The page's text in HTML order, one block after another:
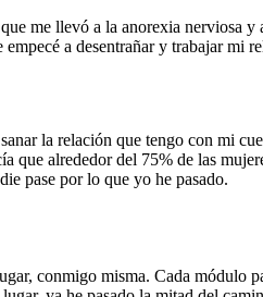
me llevó a la anorexia nerviosa y
a desentrañar y trabajar mi
la relación que tengo con mi
que alrededor del 75% de las
pase por lo que yo he pasado.
conmigo misma. Cada módulo